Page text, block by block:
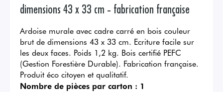
dimensions 43 x 33 cm - fabrication française
Ardoise murale avec cadre carré en bois couleur
brut de dimensions 43 x 33 cm. Ecriture facile sur
les deux faces. Poids 1,2 kg. Bois certifié PEFC
(Gestion Forestière Durable). Fabrication française.
Produit éco citoyen et qualitatif.
Nombre de pièces par carton : 1